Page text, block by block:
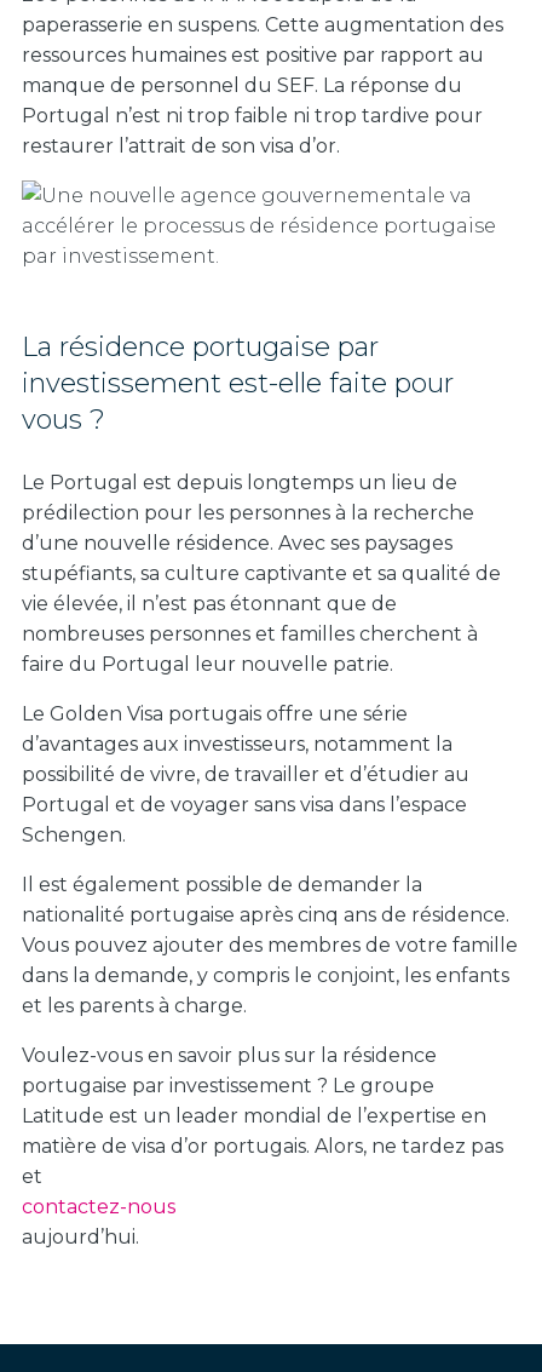
paperasserie en suspens. Cette augmentation des
ressources humaines est positive par rapport au
manque de personnel du SEF. La réponse du
Portugal n’est ni trop faible ni trop tardive pour
restaurer l’attrait de son visa d’or.
La résidence portugaise par
investissement est-elle faite pour
vous ?
Le Portugal est depuis longtemps un lieu de
prédilection pour les personnes à la recherche
d’une nouvelle résidence. Avec ses paysages
stupéfiants, sa culture captivante et sa qualité de
vie élevée, il n’est pas étonnant que de
nombreuses personnes et familles cherchent à
faire du Portugal leur nouvelle patrie.
Le Golden Visa portugais offre une série
d’avantages aux investisseurs, notamment la
possibilité de vivre, de travailler et d’étudier au
Portugal et de voyager sans visa dans l’espace
Schengen.
Il est également possible de demander la
nationalité portugaise après cinq ans de résidence.
Vous pouvez ajouter des membres de votre famille
dans la demande, y compris le conjoint, les enfants
et les parents à charge.
Voulez-vous en savoir plus sur la résidence
portugaise par investissement ? Le groupe
Latitude est un leader mondial de l’expertise en
matière de visa d’or portugais. Alors, ne tardez pas
et
contactez-nous
aujourd’hui.